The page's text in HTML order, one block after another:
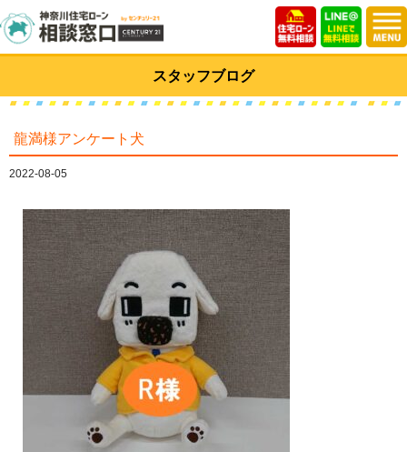
スタッフブログ
龍満様アンケート犬
2022-08-05